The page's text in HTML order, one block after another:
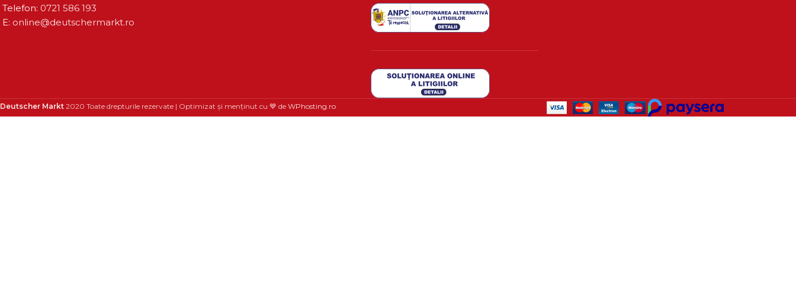
Telefon: 0721 586 193
E: online@deutschermarkt.ro
Deutscher Markt 2020 Toate drepturile rezervate | Optimizat și menținut cu 💙 de WPhosting.ro